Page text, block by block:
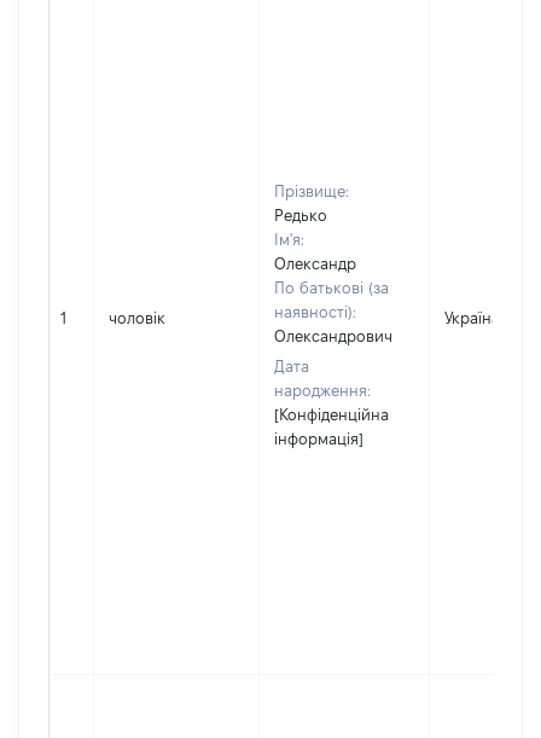
1 чоловік
Прізвище:
Редько
Ім'я:
Олександр
По батькові (за
наявності):
Олександрович
Дата
народження:
[Конфіденційна
інформація]
Україна